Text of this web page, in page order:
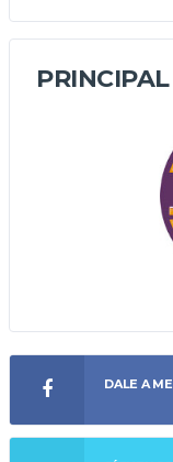
DALE A